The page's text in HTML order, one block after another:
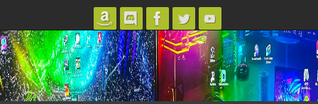
Inhalt
springen